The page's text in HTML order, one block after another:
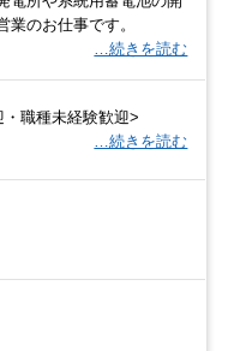
業のお仕事です。
…続きを読む
職種未経験歓迎>
…続きを読む